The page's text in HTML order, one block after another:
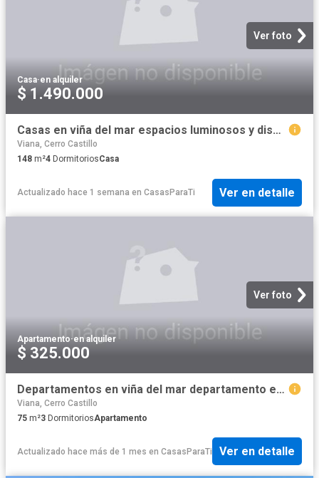
Ver foto
Casa·en alquiler
$ 1.490.000
Casas en viña del mar espacios luminosos y diseño contemporáneo 164972
Viana, Cerro Castillo
148 m²4 DormitoriosCasa
Actualizado hace 1 semana en CasasParaTi Ver en detalle
Ver foto
Apartamento·en alquiler
$ 325.000
Departamentos en viña del mar departamento en tegula
Viana, Cerro Castillo
75 m²3 DormitoriosApartamento
Actualizado hace más de 1 mes en CasasParaTi Ver en detalle